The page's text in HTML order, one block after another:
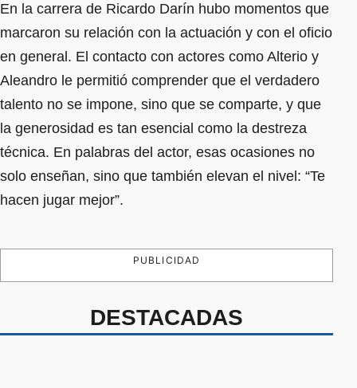
En la carrera de Ricardo Darín hubo momentos que
marcaron su relación con la actuación y con el oficio
en general. El contacto con actores como Alterio y
Aleandro le permitió comprender que el verdadero
talento no se impone, sino que se comparte, y que
la generosidad es tan esencial como la destreza
técnica. En palabras del actor, esas ocasiones no
solo enseñan, sino que también elevan el nivel: “Te
hacen jugar mejor”.
PUBLICIDAD
DESTACADAS